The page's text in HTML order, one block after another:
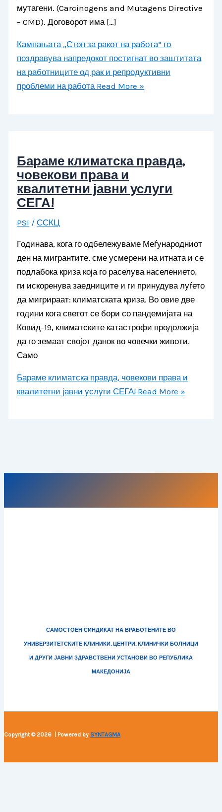
мутагени. (Carcinogens and Mutagens Directive
– CMD). Договорот има […]
Кампањата „Стоп за ракот на работа“ го
поздравува напредокот постигнат во заштитата
на работниците од рак и репродуктивни
проблеми на работаRead More »
Бараме климатска правда,
човекови права и
квалитетни јавни услуги
СЕГА!
PSI /ССКЦ
Годинава, кога го одбележуваме Меѓународниот
ден на мигрантите, сме усмерени на итната и се
подлабока криза која го раселува населението,
ги искоренува заедниците и ги принудува луѓето
да мигрираат: климатската криза. Во овие две
години кога светот се бори со пандемијата на
Ковид-19, климатските катастрофи продолжија
да го земаат својот данок во човечки животи.
Само
Бараме климатска правда, човекови права и
квалитетни јавни услуги СЕГА! Read More »
САМОСТОЕН СИНДИКАТ НА ВРАБОТЕНИТЕ ВО
УНИВЕРЗИТЕТСКИТЕ КЛИНИКИ, ЦЕНТРИ, КЛИНИЧКИ БОЛНИЦИ
И ДРУГИ ЈАВНИ ЗДРАВСТВЕНИ УСТАНОВИ ВО РЕПУБЛИКА
МАКЕДОНИЈА
Copyright © 2026 | Powered by SYNTAGMA